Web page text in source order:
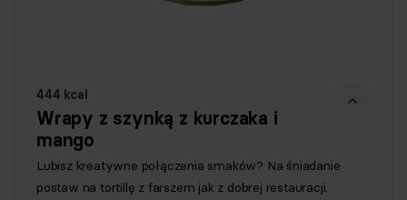
444 kcal
Wrapy z szynką z kurczaka i
mango
Lubisz kreatywne połączenia smaków? Na śniadanie
postaw na tortillę z farszem jak z dobrej restauracji.